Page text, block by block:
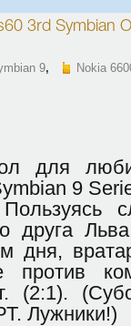
3rd Symbian
9, Nokia
для
9
друга
дня,
против
(2:1).
Лужники!)